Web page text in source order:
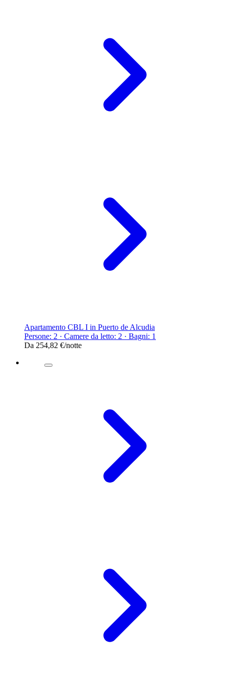
Apartamento CBL I in Puerto de Alcudia
Persone: 2 · Camere da letto: 2 · Bagni: 1
Da 254,82 €/notte